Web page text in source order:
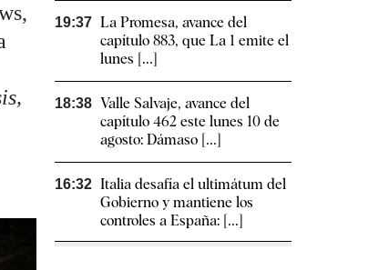
19:37 La Promesa, avance del
capítulo 883, que La 1 emite el
lunes [...]
18:38 Valle Salvaje, avance del
capítulo 462 este lunes 10 de
agosto: Dámaso [...]
16:32 Italia desafía el ultimátum del
Gobierno y mantiene los
controles a España: [...]